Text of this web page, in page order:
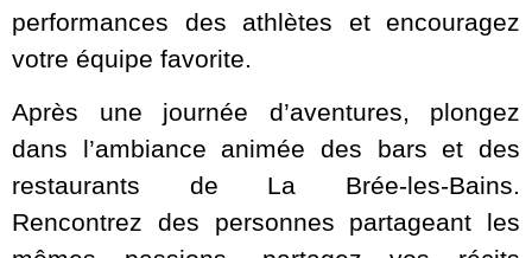
performances des athlètes et encouragez
votre équipe favorite.
Après une journée d’aventures, plongez
dans l’ambiance animée des bars et des
restaurants de La Brée-les-Bains.
Rencontrez des personnes partageant les